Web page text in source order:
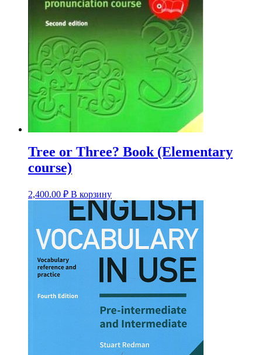
Tree or Three? Book (Elementary
course)
2,400.00 ₽ В корзину